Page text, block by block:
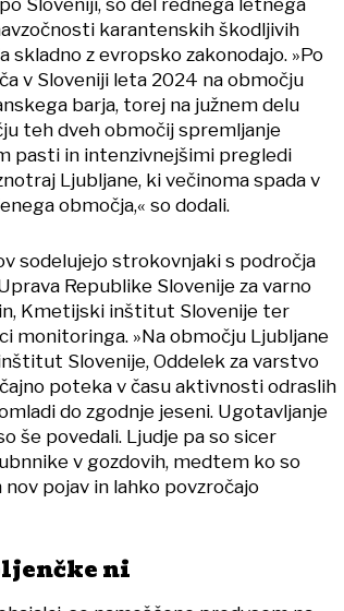
karantenskih škodljivih
skladno z evropsko zakonodajo. »Po
v Sloveniji leta 2024 na območju
barja, torej na južnem delu
teh dveh območij spremljanje
pasti in intenzivnejšimi pregledi
Ljubljane, ki večinoma spada v
območja,« so dodali.
sodelujejo strokovnjaki s področja
Republike Slovenije za varno
Kmetijski inštitut Slovenije ter
monitoringa. »Na območju Ljubljane
Slovenije, Oddelek za varstvo
poteka v času aktivnosti odraslih
do zgodnje jeseni. Ugotavljanje
še povedali. Ljudje pa so sicer
v gozdovih, medtem ko so
pojav in lahko povzročajo
ni